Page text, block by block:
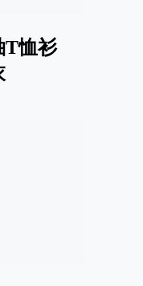
T恤衫